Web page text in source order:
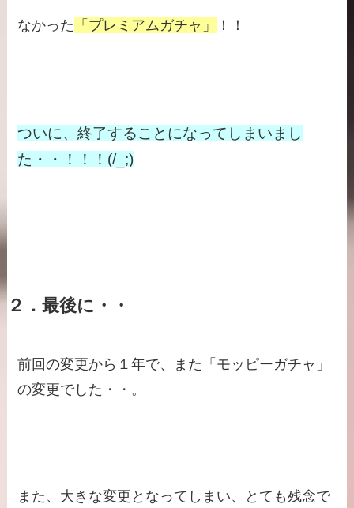
なかった 「プレミアムガチャ」 ！！
ついに、終了することになってしまいまし
た・・！！！(/_;)
２．最後に・・
前回の変更から１年で、また「モッピーガチャ」
の変更でした・・。
また、大きな変更となってしまい、とても残念で